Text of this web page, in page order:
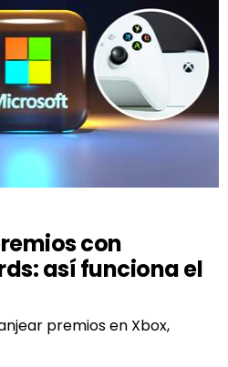
con
así funciona el
premios en Xbox,